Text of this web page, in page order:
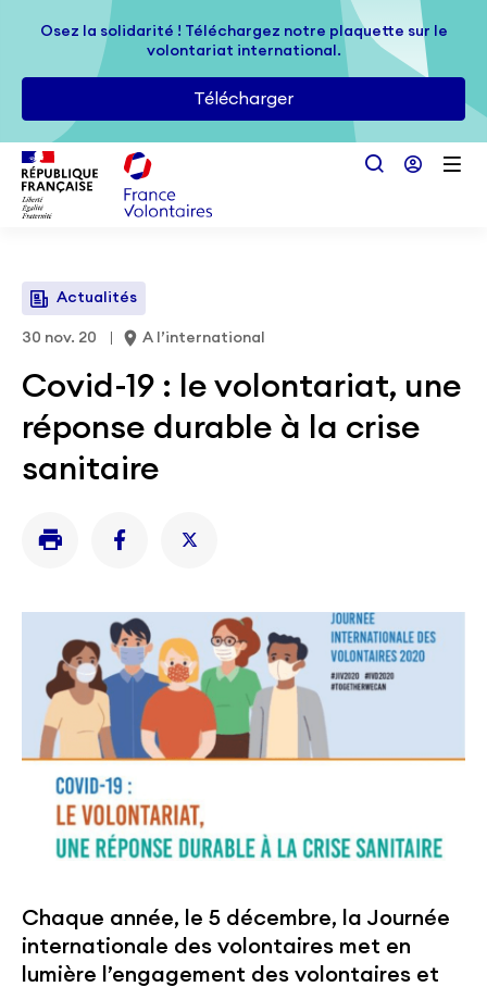
Passer au contenu principal
Osez la solidarité ! Téléchargez notre plaquette sur le
volontariat international.
Télécharger
Osez la solidarité ! Téléchargez notre plaquette sur le
volontariat international.
Télécharger
Actualités
30 nov. 20 A l’international
Covid-19 : le volontariat, une
réponse durable à la crise
sanitaire
Chaque année, le 5 décembre, la Journée
internationale des volontaires met en
lumière l’engagement des volontaires et